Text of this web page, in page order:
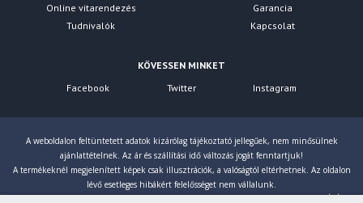
Online vitarendezés
Tudnivalók
Garancia
Kapcsolat
KÖVESSEN MINKET
Facebook
Twitter Instagram
A weboldalon feltüntetett adatok kizárólag tájékoztató jellegűek, nem minősülnek
ajánlattételnek. Az ár és szállítási idő változás jogát fenntartjuk!
A termékeknél megjelenített képek csak illusztrációk, a valóságtól eltérhetnek. Az oldalon
lévő esetleges hibákért felelősséget nem vállalunk.